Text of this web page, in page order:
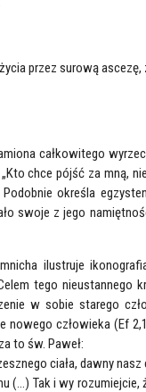
przez surową
całkowitego
chce pójść za mną,
określa
swoje z jego
ilustruje
tego
w sobie starego
nowego człowieka (Ef
to św. Paweł:
ciała, dawny
(…) Tak i wy